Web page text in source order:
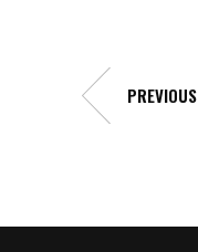
PREVIOUS